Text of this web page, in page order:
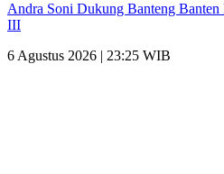
Andra Soni Dukung Banteng
III
6 Agustus 2026 | 23:25 WIB